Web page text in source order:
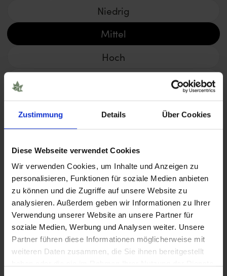
Zustimmung Details Über Cookies
Diese Webseite verwendet Cookies
Wir verwenden Cookies, um Inhalte und Anzeigen zu
personalisieren, Funktionen für soziale Medien anbieten
zu können und die Zugriffe auf unsere Website zu
analysieren. Außerdem geben wir Informationen zu Ihrer
Verwendung unserer Website an unsere Partner für
soziale Medien, Werbung und Analysen weiter. Unsere
Partner führen diese Informationen möglicherweise mit
weiteren Daten zusammen, die Sie ihnen bereitgestellt
Niedrig
Mittel
Hoch
Blütezeit
8 – 10 Wochen
> 11 Wochen